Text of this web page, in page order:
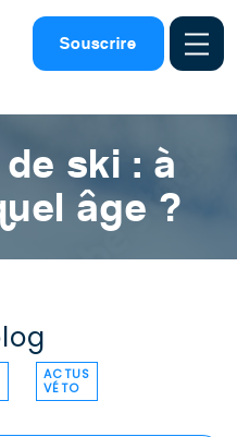
Souscrire
enfant cours assurance
ski : à
âge ?
ACTUS
VÉTO